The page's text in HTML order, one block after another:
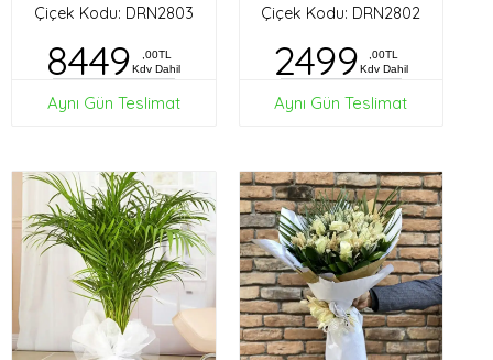
Çiçek Kodu: DRN2803
8449
,00TL
Kdv Dahil
Aynı Gün Teslimat
Çiçek Kodu: DRN2802
2499
,00TL
Kdv Dahil
Aynı Gün Teslimat